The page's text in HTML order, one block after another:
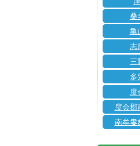
桑
亀
志
三
多
度
度会郡
南牟婁